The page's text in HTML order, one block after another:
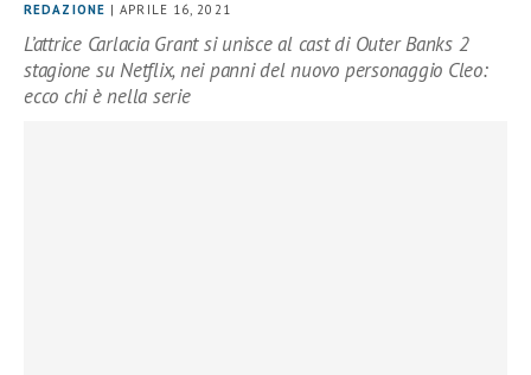
REDAZIONE | APRILE 16, 2021
L’attrice Carlacia Grant si unisce al cast di Outer Banks 2
stagione su Netflix, nei panni del nuovo personaggio Cleo:
ecco chi è nella serie